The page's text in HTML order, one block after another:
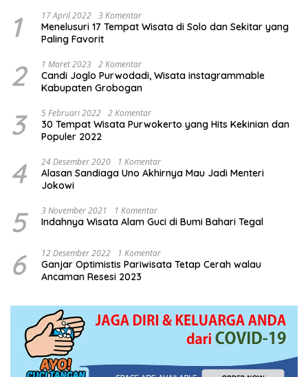
1 17 April 2022 3 Komentar
Menelusuri 17 Tempat Wisata di Solo dan Sekitar yang
Paling Favorit
2 1 Maret 2023 2 Komentar
Candi Joglo Purwodadi, Wisata instagrammable
Kabupaten Grobogan
3 5 Februari 2022 2 Komentar
30 Tempat Wisata Purwokerto yang Hits Kekinian dan
Populer 2022
4 24 Desember 2020 1 Komentar
Alasan Sandiaga Uno Akhirnya Mau Jadi Menteri
Jokowi
5 3 November 2021 1 Komentar
Indahnya Wisata Alam Guci di Bumi Bahari Tegal
6 12 Desember 2022 1 Komentar
Ganjar Optimistis Pariwisata Tetap Cerah walau
Ancaman Resesi 2023